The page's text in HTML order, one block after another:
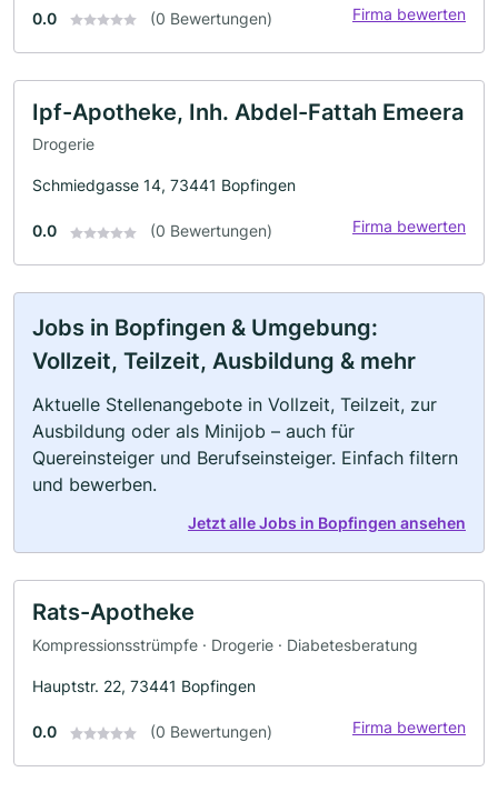
0.0 (0 Bewertungen) Firma bewerten
Ipf-Apotheke, Inh. Abdel-Fattah Emeera
Drogerie
Schmiedgasse 14, 73441 Bopfingen
0.0 (0 Bewertungen) Firma bewerten
Jobs in Bopfingen & Umgebung:
Vollzeit, Teilzeit, Ausbildung & mehr
Aktuelle Stellenangebote in Vollzeit, Teilzeit, zur
Ausbildung oder als Minijob – auch für
Quereinsteiger und Berufseinsteiger. Einfach filtern
und bewerben.
Jetzt alle Jobs in Bopfingen ansehen
Rats-Apotheke
Kompressionsstrümpfe · Drogerie · Diabetesberatung
Hauptstr. 22, 73441 Bopfingen
0.0 (0 Bewertungen) Firma bewerten